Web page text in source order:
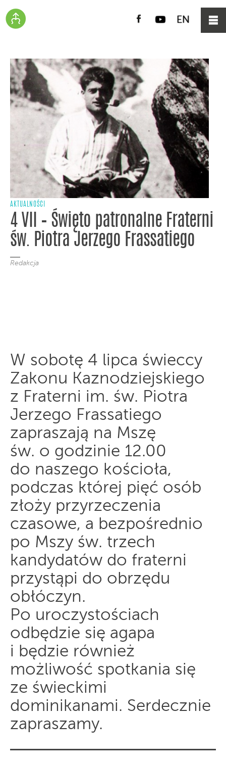
Facebook
YouTube
EN
AKTUALNOŚCI
4 VII – Święto patronalne Fraterni
św. Piotra Jerzego Frassatiego
Redakcja
W sobotę 4 lipca świeccy
Zakonu Kaznodziejskiego
z Fraterni im. św. Piotra
Jerzego Frassatiego
zapraszają na Mszę
św. o godzinie 12.00
do naszego kościoła,
podczas której pięć osób
złoży przyrzeczenia
czasowe, a bezpośrednio
po Mszy św. trzech
kandydatów do fraterni
przystąpi do obrzędu
obłóczyn.
Po uroczystościach
odbędzie się agapa
i będzie również
możliwość spotkania się
ze świeckimi
dominikanami. Serdecznie
zapraszamy.